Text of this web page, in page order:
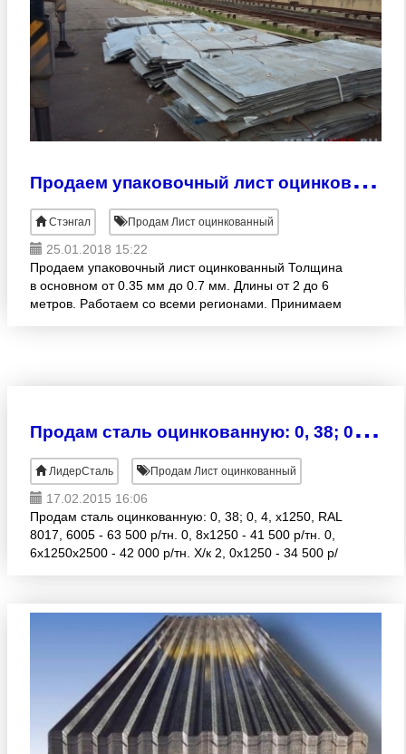
П
родаем упаковочный лист оцинкованный
Стэнгал Продам Лист оцинкованный
25.01.2018 15:22
Продаем упаковочный лист оцинкованный Толщина
в основном от 0.35 мм до 0.7 мм. Длины от 2 до 6
метров. Работаем со всеми регионами. Принимаем
П
родам сталь оцинкованную: 0, 38; 0, 4, х1250, RAL 8017, 6005
ЛидерСталь Продам Лист оцинкованный
17.02.2015 16:06
Продам сталь оцинкованную: 0, 38; 0, 4, х1250, RAL
8017, 6005 - 63 500 р/тн. 0, 8х1250 - 41 500 р/тн. 0,
6х1250х2500 - 42 000 р/тн. Х/к 2, 0х1250 - 34 500 р/